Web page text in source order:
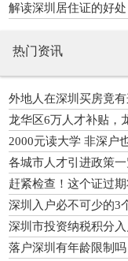
解读深圳居住证的好
热门资讯
外地人在深圳买房竟
想
龙华区6万人才补贴，
事？
2000元读大学 非深户
各城市人才引进政策
赶紧检查！这个证过
深圳入户必不可少的3
深圳市投资纳税积分
分核准
落户深圳有年龄限制